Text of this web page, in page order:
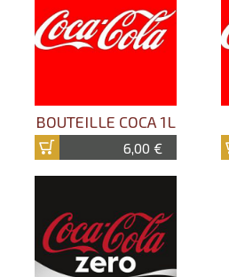
BOUTEILLE COCA 1L
6,00 €